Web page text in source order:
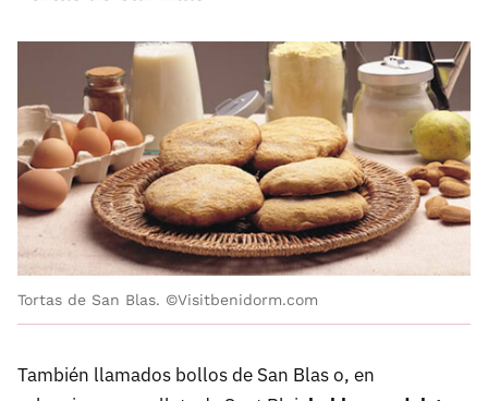
Tortas de San Blas. ©Visitbenidorm.com
También llamados bollos de San Blas o, en